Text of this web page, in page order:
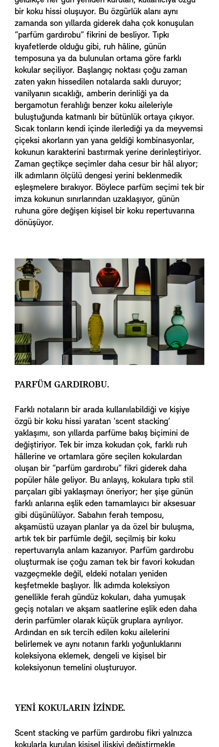
bir koku hissi oluşuyor. Bu özgürlük alanı aynı
zamanda son yıllarda giderek daha çok konuşulan
“parfüm gardırobu” fikrini de besliyor. Tıpkı
kıyafetlerde olduğu gibi, ruh hâline, günün
temposuna ya da bulunulan ortama göre farklı
kokular seçiliyor. Başlangıç noktası çoğu zaman
zaten yakın hissedilen notalarda saklı duruyor;
vanilyanın sıcaklığı, amberin derinliği ya da
bergamotun ferahlığı benzer koku aileleriyle
buluştuğunda katmanlı bir bütünlük ortaya çıkıyor.
Sıcak tonların kendi içinde ilerlediği ya da meyvemsi
çiçeksi akorların yan yana geldiği kombinasyonlar,
kokunun karakterini bastırmak yerine derinleştiriyor.
Zaman geçtikçe seçimler daha cesur bir hâl alıyor;
ilk adımların ölçülü dengesi yerini beklenmedik
eşleşmelere bırakıyor. Böylece parfüm seçimi tek bir
imza kokunun sınırlarından uzaklaşıyor, günün
ruhuna göre değişen kişisel bir koku repertuvarına
dönüşüyor.
PARFÜM GARDIROBU.
Farklı notaların bir arada kullanılabildiği ve kişiye
özgü bir koku hissi yaratan ‘scent stacking’
yaklaşımı, son yıllarda parfüme bakış biçimini de
değiştiriyor. Tek bir imza kokudan çok, farklı ruh
hâllerine ve ortamlara göre seçilen kokulardan
oluşan bir “parfüm gardırobu” fikri giderek daha
popüler hâle geliyor. Bu anlayış, kokulara tıpkı stil
parçaları gibi yaklaşmayı öneriyor; her şişe günün
farklı anlarına eşlik eden tamamlayıcı bir aksesuar
gibi düşünülüyor. Sabahın ferah temposu,
akşamüstü uzayan planlar ya da özel bir buluşma,
artık tek bir parfümle değil, seçilmiş bir koku
repertuvarıyla anlam kazanıyor. Parfüm gardırobu
oluşturmak ise çoğu zaman tek bir favori kokudan
vazgeçmekle değil, eldeki notaları yeniden
keşfetmekle başlıyor. İlk adımda koleksiyon
genellikle ferah gündüz kokuları, daha yumuşak
geçiş notaları ve akşam saatlerine eşlik eden daha
derin parfümler olarak küçük gruplara ayrılıyor.
Ardından en sık tercih edilen koku ailelerini
belirlemek ve aynı notanın farklı yoğunluklarını
koleksiyona eklemek, dengeli ve kişisel bir
koleksiyonun temelini oluşturuyor.
YENİ KOKULARIN İZİNDE.
Scent stacking ve parfüm gardırobu fikri yalnızca
kokularla kurulan kişisel ilişkiyi değiştirmekle